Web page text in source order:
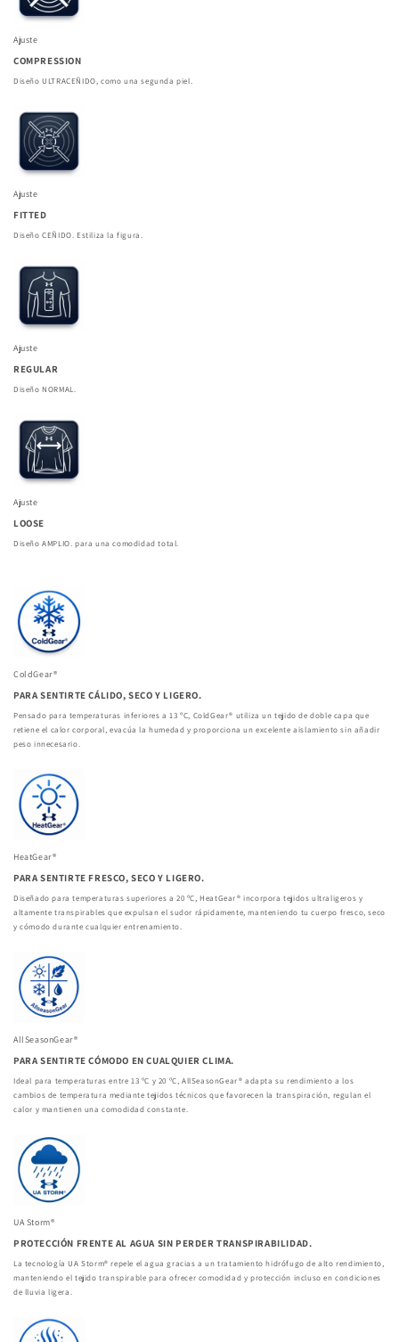
Ajuste
COMPRESSION
Diseño ULTRACEÑIDO, como una segunda piel.
Ajuste
FITTED
Diseño CEÑIDO. Estiliza la figura.
Ajuste
REGULAR
Diseño NORMAL.
Ajuste
LOOSE
Diseño AMPLIO. para una comodidad total.
ColdGear®
PARA SENTIRTE CÁLIDO, SECO Y LIGERO.
Pensado para temperaturas inferiores a 13 ºC, ColdGear® utiliza un tejido de doble capa que
retiene el calor corporal, evacúa la humedad y proporciona un excelente aislamiento sin añadir
peso innecesario.
HeatGear®
PARA SENTIRTE FRESCO, SECO Y LIGERO.
Diseñado para temperaturas superiores a 20 ºC, HeatGear® incorpora tejidos ultraligeros y
altamente transpirables que expulsan el sudor rápidamente, manteniendo tu cuerpo fresco, seco
y cómodo durante cualquier entrenamiento.
AllSeasonGear®
PARA SENTIRTE CÓMODO EN CUALQUIER CLIMA.
Ideal para temperaturas entre 13 ºC y 20 ºC, AllSeasonGear® adapta su rendimiento a los
cambios de temperatura mediante tejidos técnicos que favorecen la transpiración, regulan el
calor y mantienen una comodidad constante.
UA Storm®
PROTECCIÓN FRENTE AL AGUA SIN PERDER TRANSPIRABILIDAD.
La tecnología UA Storm® repele el agua gracias a un tratamiento hidrófugo de alto rendimiento,
manteniendo el tejido transpirable para ofrecer comodidad y protección incluso en condiciones
de lluvia ligera.